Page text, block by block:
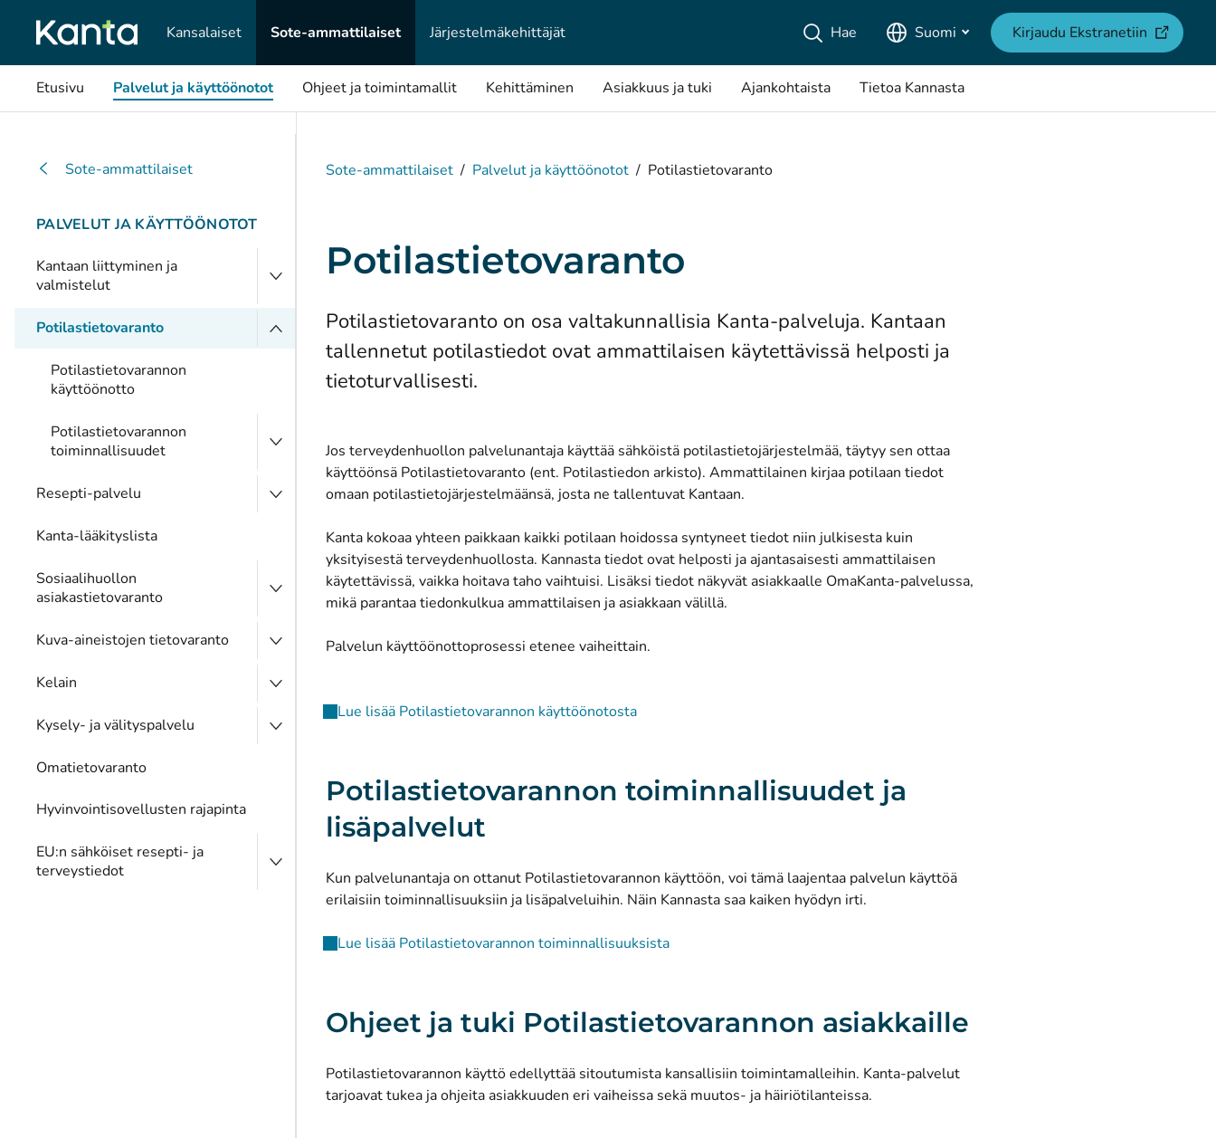
Kansalaiset
Sote-ammattilaiset Järjestelmä­kehittäjät Hae Suomi Kirjaudu Ekstranetiin (avautuu
Etusivu Palvelut ja käyttöönotot Ohjeet ja toimintamallit Kehittäminen Asiakkuus ja tuki Ajankohtaista Tietoa Kannasta
Sote-ammattilaiset
PALVELUT JA KÄYTTÖÖNOTOT
Kantaan liittyminen ja
valmistelut
Potilastietovaranto
Potilastietovarannon
käyttöönotto
Potilastietovarannon
toiminnallisuudet
Resepti-palvelu
Kanta-lääkityslista
Sosiaalihuollon
asiakastietovaranto
Kuva-aineistojen tietovaranto
Kelain
Kysely- ja välityspalvelu
Omatietovaranto
Hyvinvointisovellusten rajapinta
EU:n sähköiset resepti- ja
terveystiedot
Sote-ammattilaiset / Palvelut ja käyttöönotot / Potilastietovaranto
Potilastietovaranto
Potilastietovaranto on osa valtakunnallisia Kanta-palveluja. Kantaan
tallennetut potilastiedot ovat ammattilaisen käytettävissä helposti ja
tietoturvallisesti.
Jos terveydenhuollon palvelunantaja käyttää sähköistä potilastietojärjestelmää, täytyy sen ottaa
käyttöönsä Potilastietovaranto (ent. Potilastiedon arkisto). Ammattilainen kirjaa potilaan tiedot
omaan potilastietojärjestelmäänsä, josta ne tallentuvat Kantaan.
Kanta kokoaa yhteen paikkaan kaikki potilaan hoidossa syntyneet tiedot niin julkisesta kuin
yksityisestä terveydenhuollosta. Kannasta tiedot ovat helposti ja ajantasaisesti ammattilaisen
käytettävissä, vaikka hoitava taho vaihtuisi. Lisäksi tiedot näkyvät asiakkaalle OmaKanta-palvelussa,
mikä parantaa tiedonkulkua ammattilaisen ja asiakkaan välillä.
Palvelun käyttöönottoprosessi etenee vaiheittain.
Lue lisää Potilastietovarannon käyttöönotosta
Potilastietovarannon toiminnallisuudet ja
lisäpalvelut
Kun palvelunantaja on ottanut Potilastietovarannon käyttöön, voi tämä laajentaa palvelun käyttöä
erilaisiin toiminnallisuuksiin ja lisäpalveluihin. Näin Kannasta saa kaiken hyödyn irti.
Lue lisää Potilastietovarannon toiminnallisuuksista
Ohjeet ja tuki Potilastietovarannon asiakkaille
Potilastietovarannon käyttö edellyttää sitoutumista kansallisiin toimintamalleihin. Kanta-palvelut
tarjoavat tukea ja ohjeita asiakkuuden eri vaiheissa sekä muutos- ja häiriötilanteissa.